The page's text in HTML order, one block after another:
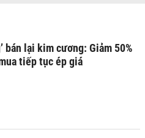
bán lại kim cương: Giảm 50%
tiếp tục ép giá